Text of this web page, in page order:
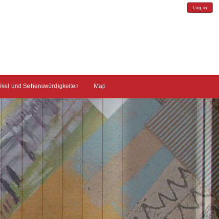
Log in
und Sehenswürdigkeiten Map